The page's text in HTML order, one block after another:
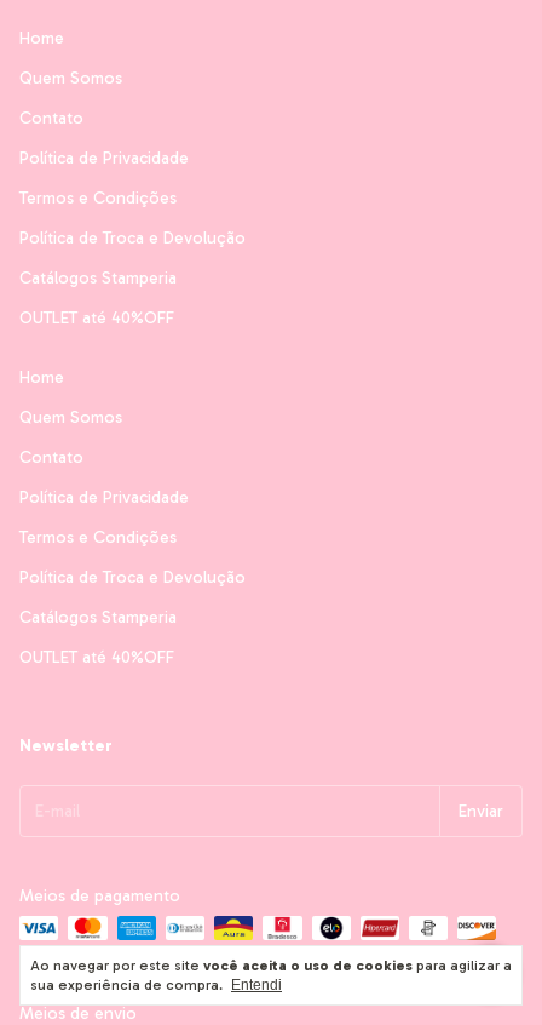
Ao navegar por este site você aceita o uso de cookies para agilizar a
sua experiência de compra.
Entendi
Home
Quem Somos
Contato
Política de Privacidade
Termos e Condições
Política de Troca e Devolução
Catálogos Stamperia
OUTLET até 40%OFF
Home
Quem Somos
Contato
Política de Privacidade
Termos e Condições
Política de Troca e Devolução
Catálogos Stamperia
OUTLET até 40%OFF
Newsletter
Meios de pagamento
Meios de envio